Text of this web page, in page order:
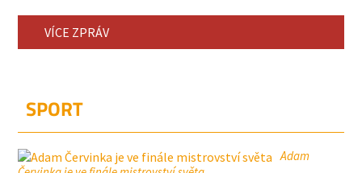
VÍCE ZPRÁV
SPORT
Adam